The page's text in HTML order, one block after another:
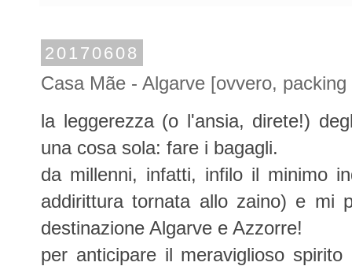
20170608
Casa Mãe - Algarve [ovvero,
la leggerezza (o l'ansia, direte!)
una cosa sola: fare i bagagli.
da millenni, infatti, infilo il minimo
addirittura tornata allo zaino) e mi
destinazione Algarve e Azzorre!
per anticipare il meraviglioso